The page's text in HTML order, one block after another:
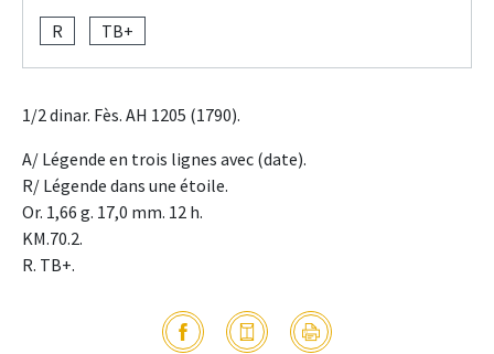
R
TB+
1/2 dinar. Fès. AH 1205 (1790).
A/ Légende en trois lignes avec (date).
R/ Légende dans une étoile.
Or. 1,66 g. 17,0 mm. 12 h.
KM.70.2.
R. TB+.